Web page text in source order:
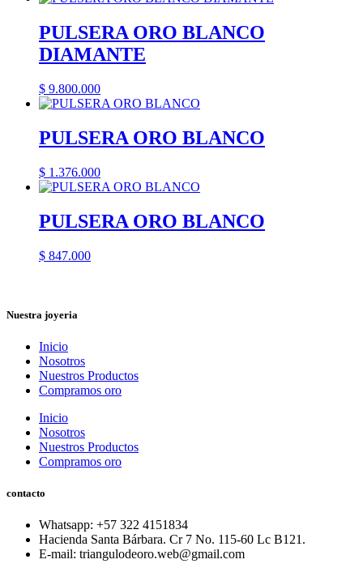
PULSERA ORO BLANCO
DIAMANTE
$ 9.800.000
PULSERA ORO BLANCO
$ 1.376.000
PULSERA ORO BLANCO
$ 847.000
Nuestra joyeria
Inicio
Nosotros
Nuestros Productos
Compramos oro
Inicio
Nosotros
Nuestros Productos
Compramos oro
contacto
Whatsapp: ‪+57 322 4151834‬
Hacienda Santa Bárbara. Cr 7 No. 115-60 Lc B121.
E-mail: triangulodeoro.web@gmail.com